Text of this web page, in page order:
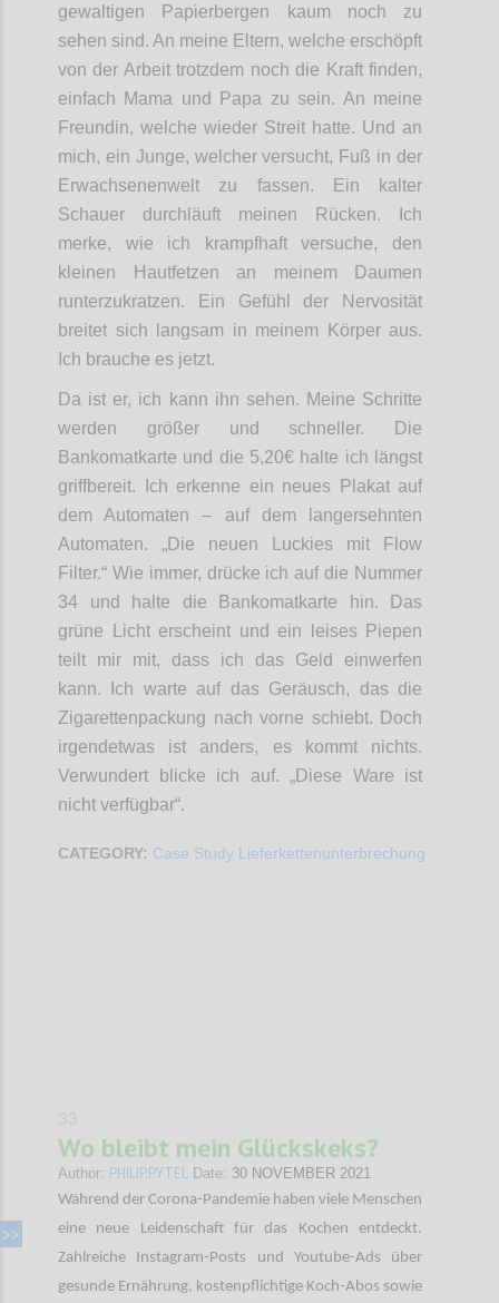
gewaltigen Papierbergen kaum noch zu
sehen sind. An meine Eltern, welche erschöpft
von der Arbeit trotzdem noch die Kraft finden,
einfach Mama und Papa zu sein. An meine
Freundin, welche wieder Streit hatte. Und an
mich, ein Junge, welcher versucht, Fuß in der
Erwachsenenwelt zu fassen. Ein kalter
Schauer durchläuft meinen Rücken. Ich
merke, wie ich krampfhaft versuche, den
kleinen Hautfetzen an meinem Daumen
runterzukratzen. Ein Gefühl der Nervosität
breitet sich langsam in meinem Körper aus.
Ich brauche es jetzt.
Da ist er, ich kann ihn sehen. Meine Schritte
werden größer und schneller. Die
Bankomatkarte und die 5,20€ halte ich längst
griffbereit. Ich erkenne ein neues Plakat auf
dem Automaten – auf dem langersehnten
Automaten. „Die neuen Luckies mit Flow
Filter.“ Wie immer, drücke ich auf die Nummer
34 und halte die Bankomatkarte hin. Das
grüne Licht erscheint und ein leises Piepen
teilt mir mit, dass ich das Geld einwerfen
kann. Ich warte auf das Geräusch, das die
Zigarettenpackung nach vorne schiebt. Doch
irgendetwas ist anders, es kommt nichts.
Verwundert blicke ich auf. „Diese Ware ist
nicht verfügbar“.
CATEGORY: Case Study Lieferkettenunterbrechung
Wo bleibt mein Glückskeks?
Author: PHILIP.PYTEL Date: 30 NOVEMBER 2021
Während der Corona-Pandemie haben viele Menschen
eine neue Leidenschaft für das Kochen entdeckt.
Zahlreiche Instagram-Posts und Youtube-Ads über
gesunde Ernährung, kostenpflichtige Koch-Abos sowie